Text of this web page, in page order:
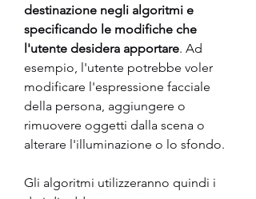
destinazione negli algoritmi e
specificando le modifiche che
l'utente desidera apportare. Ad
esempio, l'utente potrebbe voler
modificare l'espressione facciale
della persona, aggiungere o
rimuovere oggetti dalla scena o
alterare l'illuminazione o lo sfondo.
Gli algoritmi utilizzeranno quindi i